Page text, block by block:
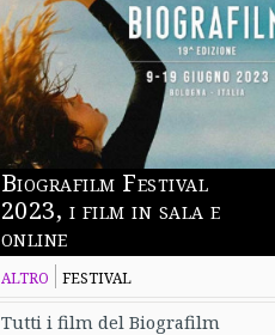
Biografilm Festival
2023, i film in sala e
online
ALTRO FESTIVAL
Tutti i film del Biografilm